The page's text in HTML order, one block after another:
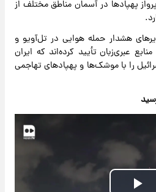
پهپادها در آسمان مناطق مختلف از
هشدار حمله هوایی در تل‌آویو و
عبری‌زبان تأیید کرده‌اند که ایران
را با موشک‌ها و پهپادهای تهاجمی